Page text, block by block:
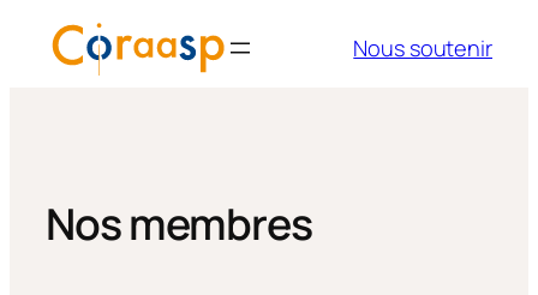
Nous soutenir
Nos membres